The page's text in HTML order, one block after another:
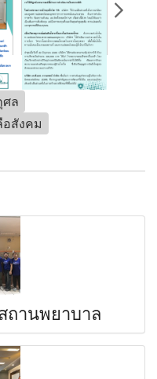
ศล
สังคม
านพยาบาล